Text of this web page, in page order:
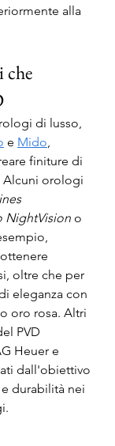
alla
che
di lusso,
e Mido,
finiture di
Alcuni orologi
NightVision o
oltre che per
eleganza con
oro rosa. Altri
PVD
Heuer e
dall'obiettivo
durabilità nei